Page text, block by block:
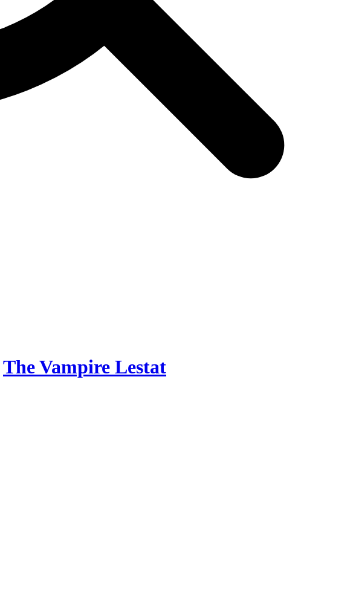
The Vampire Lestat